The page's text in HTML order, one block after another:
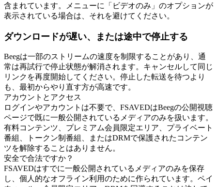
含まれています。メニューに「ビデオのみ」のオプションが
表示されている場合は、それを避けてください。
ダウンロードが遅い、または途中で停止する
Beegは一部のストリームの速度を制限することがあり、通
常は再試行で停止状態が解消されます。キャンセルして同じ
リンクを再度開始してください。停止した転送を待つより
も、最初からやり直す方が高速です。
アカウントとアクセス
ログインやアカウントは不要で、FSAVEDはBeegの公開視聴
ページで既に一般公開されているメディアのみを扱います。
有料コンテンツ、プレミアム会員限定エリア、プライベート
番組、トークン制番組、またはDRMで保護されたコンテン
ツを解除することはありません。
安全で合法ですか？
FSAVEDはすでに一般公開されているメディアのみを保存
し、個人的なオフライン利用のために作られています。ペイ